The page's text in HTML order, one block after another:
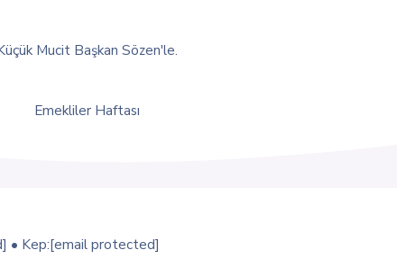
Mucit Başkan Sözen'le.
Emekliler Haftası
• Kep:[email protected]